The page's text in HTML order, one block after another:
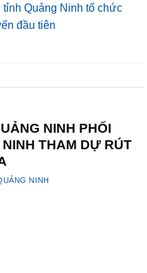
Quảng Ninh tổ chức
đầu tiên
NINH PHỐI
THAM DỰ RÚT
NINH